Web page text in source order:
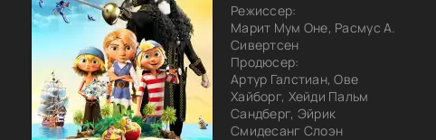
Режиссер:
Марит Мум Оне, Расмус А.
Сивертсен
Продюсер:
Артур Галстиан, Ове
Хайборг, Хейди Пальм
Сандберг, Эйрик
Смидесанг Слоэн